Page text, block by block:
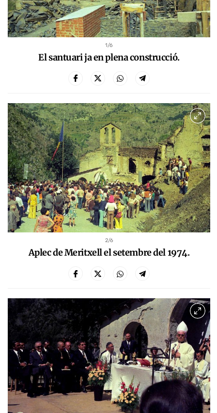
1/6
El santuari ja en plena construcció.
2/6
Aplec de Meritxell el setembre del 1974.